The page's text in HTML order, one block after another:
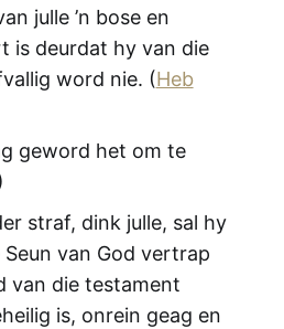
julle ’n bose en
is deurdat hy van die
word nie. (Heb
geword het om te
straf, dink julle, sal hy
van God vertrap
van die testament
is, onrein geag en